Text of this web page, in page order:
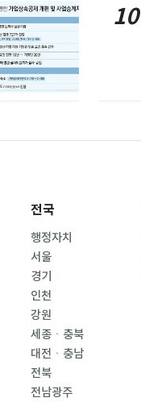
10
전국
행정자치
서울
경기
인천
강원
세종ㆍ충북
대전ㆍ충남
전북
전남광주